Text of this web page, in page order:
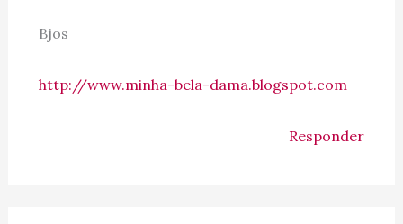
Bjos
http://www.minha-bela-dama.blogspot.com
Responder